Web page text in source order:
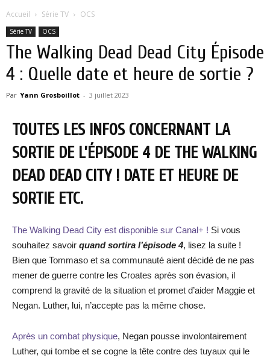
Accueil Série TV OCS
Série TV OCS
The Walking Dead Dead City Épisode
4 : Quelle date et heure de sortie ?
Par Yann Grosboillot - 3 juillet 2023
TOUTES LES INFOS CONCERNANT LA
SORTIE DE L’ÉPISODE 4 DE THE WALKING
DEAD DEAD CITY ! DATE ET HEURE DE
SORTIE ETC.
The Walking Dead City est disponible sur Canal+ ! Si vous
souhaitez savoir quand sortira l’épisode 4, lisez la suite !
Bien que Tommaso et sa communauté aient décidé de ne pas
mener de guerre contre les Croates après son évasion, il
comprend la gravité de la situation et promet d’aider Maggie et
Negan. Luther, lui, n’accepte pas la même chose.
Après un combat physique, Negan pousse involontairement
Luther, qui tombe et se cogne la tête contre des tuyaux qui le